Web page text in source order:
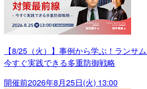
【8/25（火）】事例から学ぶ！ランサ
今すぐ実践できる多重防御戦略
開催前2026年8月25日(火) 13:00